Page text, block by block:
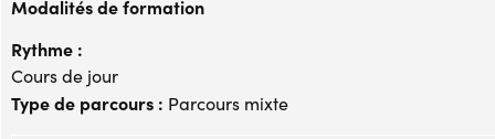
Modalités de formation
Rythme :
Cours de jour
Type de parcours : Parcours mixte